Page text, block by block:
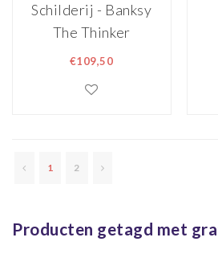
Schilderij - Banksy
The Thinker
Monkey
€109,50
1 2
Producten getagd met